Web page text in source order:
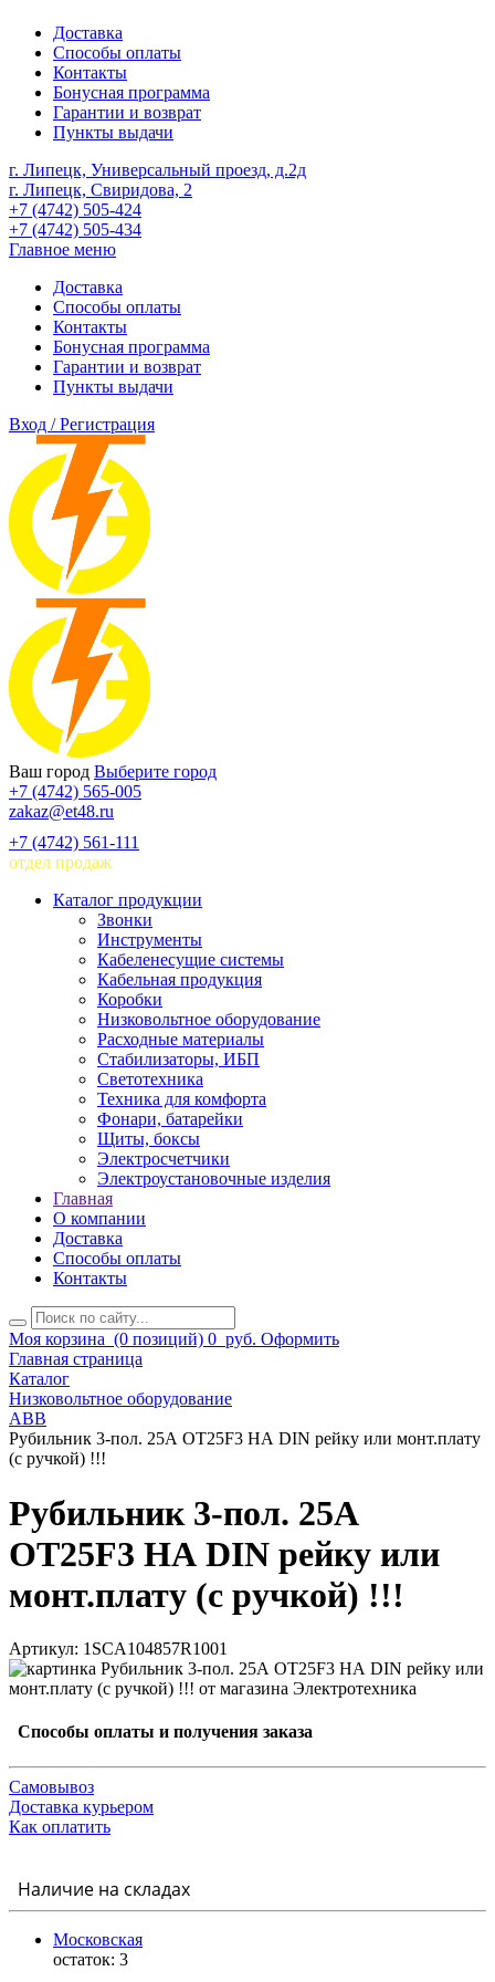
Доставка
Способы оплаты
Контакты
Бонусная программа
Гарантии и возврат
Пункты выдачи
г. Липецк, Универсальный проезд, д.2д
г. Липецк, Свиридова, 2
+7 (4742) 505-424
+7 (4742) 505-434
Главное меню
Доставка
Способы оплаты
Контакты
Бонусная программа
Гарантии и возврат
Пункты выдачи
Вход / Регистрация
Ваш город Выберите город
+7 (4742) 565-005
zakaz@et48.ru
+7 (4742) 561-111
отдел продаж
Каталог продукции
Звонки
Инструменты
Кабеленесущие системы
Кабельная продукция
Коробки
Низковольтное оборудование
Расходные материалы
Стабилизаторы, ИБП
Светотехника
Техника для комфорта
Фонари, батарейки
Щиты, боксы
Электросчетчики
Электроустановочные изделия
Главная
О компании
Доставка
Способы оплаты
Контакты
Моя корзина (0 позиций) 0 руб. Оформить
Главная страница
Каталог
Низковольтное оборудование
ABB
Рубильник 3-пол. 25А ОT25F3 НА DIN рейку или монт.плату
(с ручкой) !!!
Рубильник 3-пол. 25А
ОT25F3 НА DIN рейку или
монт.плату (с ручкой) !!!
Артикул: 1SCA104857R1001
Способы оплаты и получения заказа
Самовывоз
Доставка курьером
Как оплатить
Наличие на складах
Московская
остаток: 3